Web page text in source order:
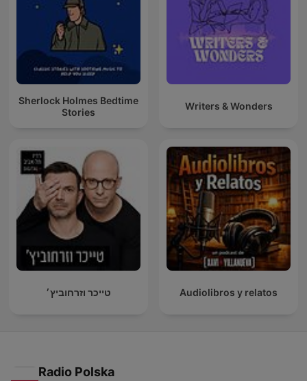
Sherlock Holmes Bedtime
Stories
Writers & Wonders
טייכר וזרחוביץ׳ Audiolibros y relatos
Radio Polska